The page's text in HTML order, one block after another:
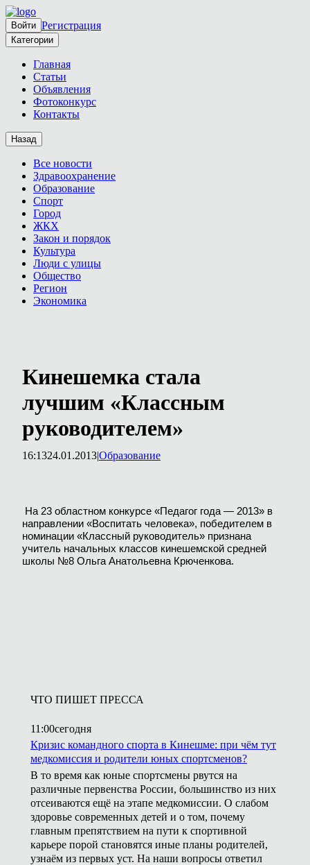
Войти Регистрация
Категории
Главная
Статьи
Объявления
Фотоконкурс
Контакты
Назад
Все новости
Здравоохранение
Образование
Спорт
Город
ЖКХ
Закон и порядок
Культура
Люди с улицы
Общество
Регион
Экономика
Кинешемка стала
лучшим «Классным
руководителем»
16:1324.01.2013|Образование
На 23 областном конкурсе «Педагог года — 2013» в
направлении «Воспитать человека», победителем в
номинации «Классный руководитель» признана
учитель начальных классов кинешемской средней
школы №8 Ольга Анатольевна Крюченкова.
ЧТО ПИШЕТ ПРЕССА
11:00сегодня
Кризис командного спорта в Кинешме: при чём тут
медкомиссия и родители юных спортсменов?
В то время как юные спортсмены рвутся на
различные первенства России, большинство из них
отсеиваются ещё на этапе медкомиссии. О слабом
здоровье современных детей и о том, почему
главным препятствием на пути к спортивной
карьере порой становятся иные планы родителей,
узнаём из первых уст. На наши вопросы ответил